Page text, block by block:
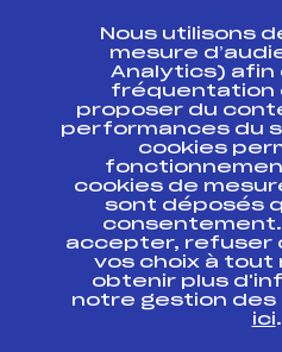
FSAF1072
ETOILE DES
FRANCE
DISTANCE
FMBF0171
18E
GLIERES
FMBT0171
18E
GLIERES
FSAF0126 LA
Nous utilisons
mesure
Analytics) afin
fréquentation
proposer du
performances du
cookies
cookies de
sont déposés
consentement.
accepter, refuser
vos choix à tout
obtenir plus
notre gestion des
ici.